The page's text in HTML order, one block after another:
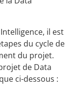
il est
du cycle de
du projet.
de Data
ci-dessous :